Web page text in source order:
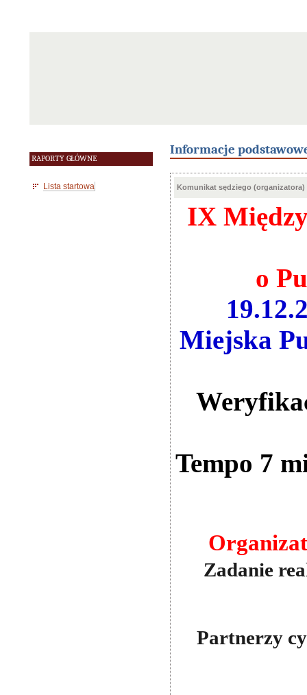
RAPORTY GŁÓWNE
Lista startowa
Informacje
Komunikat sędziego (organizatora)
IX
o
Miejska
Tempo 7
Zadanie
Partnerzy